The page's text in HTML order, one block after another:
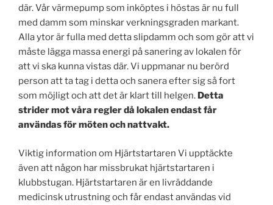
där. Vår värmepump som inköptes i höstas är nu full
med damm som minskar verkningsgraden markant.
Alla ytor är fulla med detta slipdamm och som gör att vi
måste lägga massa energi på sanering av lokalen för
att vi ska kunna vistas där. Vi uppmanar nu berörd
person att ta tag i detta och sanera efter sig så fort
som möjligt och att det är klart till helgen. Detta
strider mot våra regler då lokalen endast får
användas för möten och nattvakt.
Viktig information om Hjärtstartaren Vi upptäckte
även att någon har missbrukat hjärtstartaren i
klubbstugan. Hjärtstartaren är en livräddande
medicinsk utrustning och får endast användas vid